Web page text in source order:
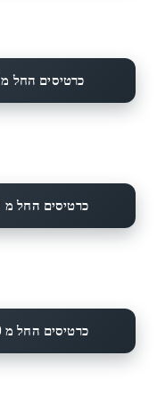
כרטיסים החל מ $93
כרטיסים החל מ $121
כרטיסים החל מ $270